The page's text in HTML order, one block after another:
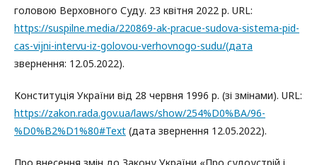
головою Верховного Суду. 23 квітня 2022 р. URL:
https://suspilne.media/220869-ak-pracue-sudova-sistema-pid-
cas-vijni-intervu-iz-golovou-verhovnogo-sudu/(дата
звернення: 12.05.2022).
Конституція України від 28 червня 1996 р. (зі змінами). URL:
https://zakon.rada.gov.ua/laws/show/254%D0%BA/96-
%D0%B2%D1%80#Text (дата звернення 12.05.2022).